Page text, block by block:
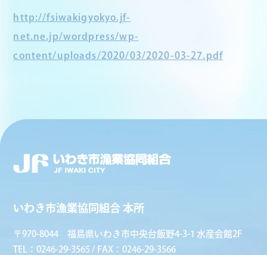
http://fsiwakigyokyo.jf-
net.ne.jp/wordpress/wp-
content/uploads/2020/03/2020-03-27.pdf
いわき市漁業協同組合 本所
〒970-8044 福島県いわき市中央台飯野4-3-1 水産会館2F
TEL：0246-29-3565 / FAX：0246-29-3566